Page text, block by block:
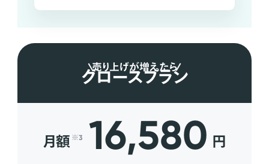
売り上げが増えたら
グロースプラン
月額 ※3 16,580 円